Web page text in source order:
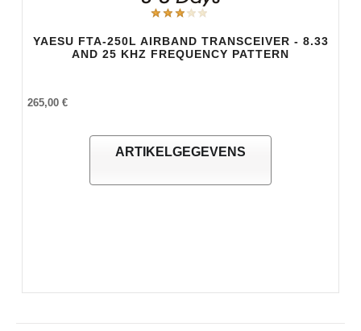
YAESU FTA-250L AIRBAND TRANSCEIVER - 8.33
AND 25 KHZ FREQUENCY PATTERN
265,00 €
ARTIKELGEGEVENS